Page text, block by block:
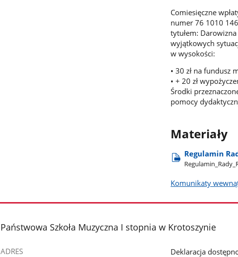
Comiesięczne
numer 76 1010
tytułem:
wyjątkowych
w wysokości:
• 30 zł na fundusz
• + 20 zł
Środki
pomocy
Materiały
Regulamin
Komunikaty
stopka
Państwowa Szkoła Muzyczna I stopnia w Krotoszynie
ADRES
Deklaracja